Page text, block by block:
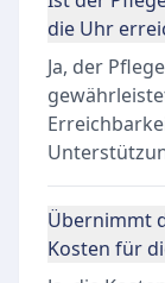
die Uhr
Ja, der
Übernimmt
Kosten für